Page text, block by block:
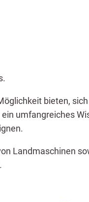
bieten,
umfangreiches
Landmaschinen